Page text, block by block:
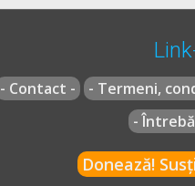
- Contact - - Termeni,
-
Donează!